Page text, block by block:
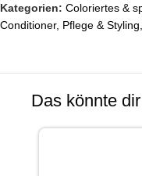
Kategorien: Coloriertes &
Conditioner, Pflege & Styling
Das könnte